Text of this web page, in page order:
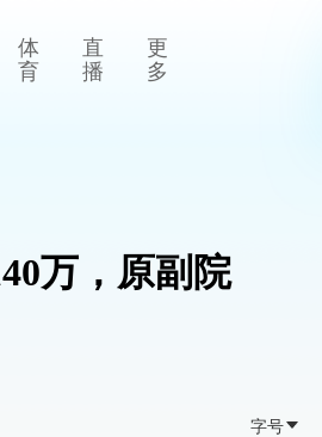
体
育
直
播
更
多
万，原副院
字号